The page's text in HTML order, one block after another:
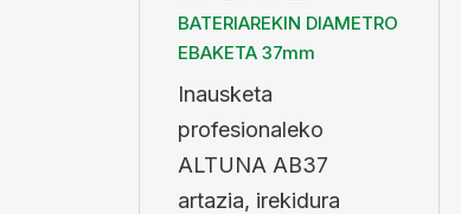
BATERIAREKIN DIAMETRO
EBAKETA 37mm
Inausketa
profesionaleko
ALTUNA AB37
artazia, irekidura